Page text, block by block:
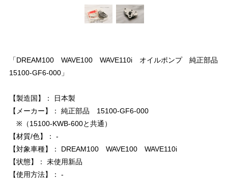
「DREAM100 WAVE100 WAVE110i オイルポンプ 純正部品
15100-GF6-000」
【製造国】： 日本製
【メーカー】： 純正部品 15100-GF6-000
※（15100-KWB-600と共通）
【材質/色】： -
【対象車種】： DREAM100 WAVE100 WAVE110i
【状態】： 未使用新品
【使用方法】： -